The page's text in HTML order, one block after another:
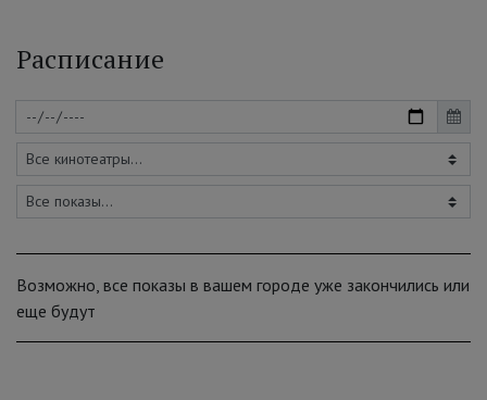
Расписание
Возможно, все показы в вашем городе уже закончились или
еще будут